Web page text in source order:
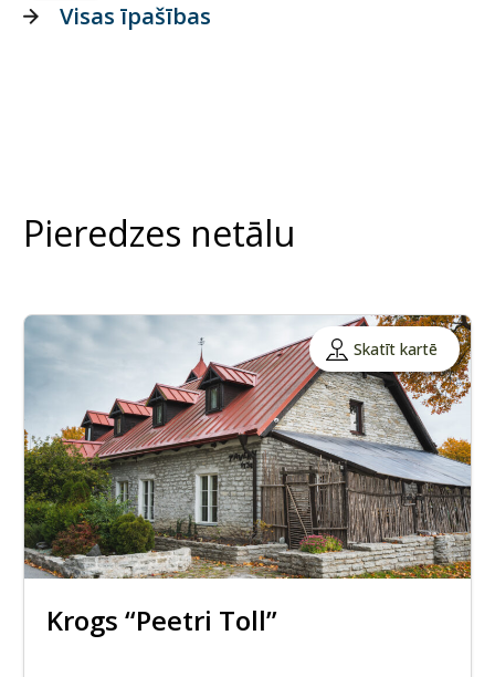
Visas īpašības
Pieredzes netālu
Skatīt kartē
Krogs “Peetri Toll”